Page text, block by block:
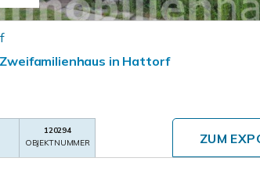
in Hattorf
120294
OBJEKTNUMMER
ZUM